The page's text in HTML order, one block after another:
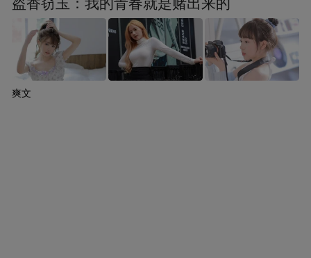
盗香窃玉：我的青春就是赌出来的
爽文